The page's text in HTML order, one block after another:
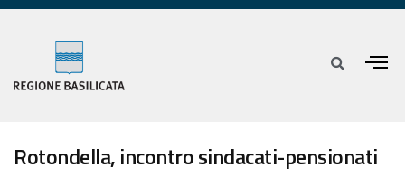
Rotondella, incontro sindacati-pensionati